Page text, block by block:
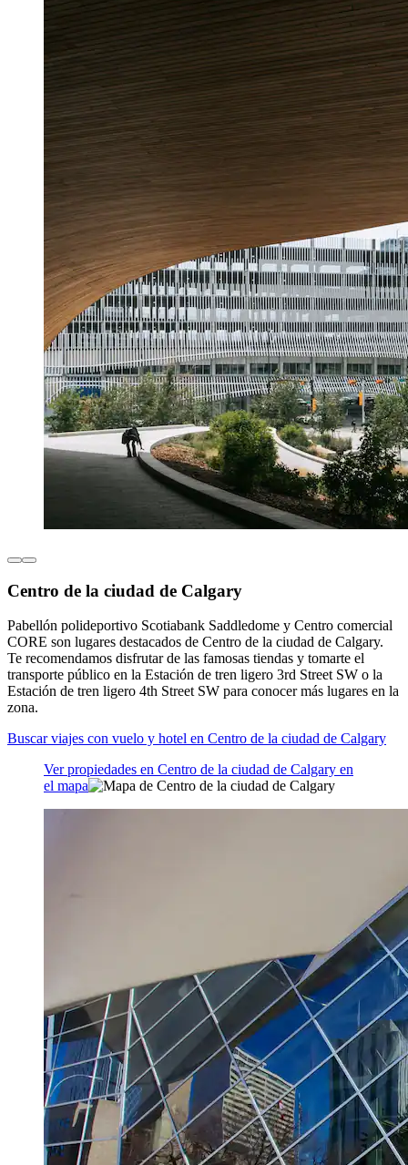
Centro de la ciudad de Calgary
Pabellón polideportivo Scotiabank Saddledome y Centro comercial
CORE son lugares destacados de Centro de la ciudad de Calgary.
Te recomendamos disfrutar de las famosas tiendas y tomarte el
transporte público en la Estación de tren ligero 3rd Street SW o la
Estación de tren ligero 4th Street SW para conocer más lugares en la
zona.
Buscar viajes con vuelo y hotel en Centro de la ciudad de Calgary
Ver propiedades en Centro de la ciudad de Calgary en
el mapa